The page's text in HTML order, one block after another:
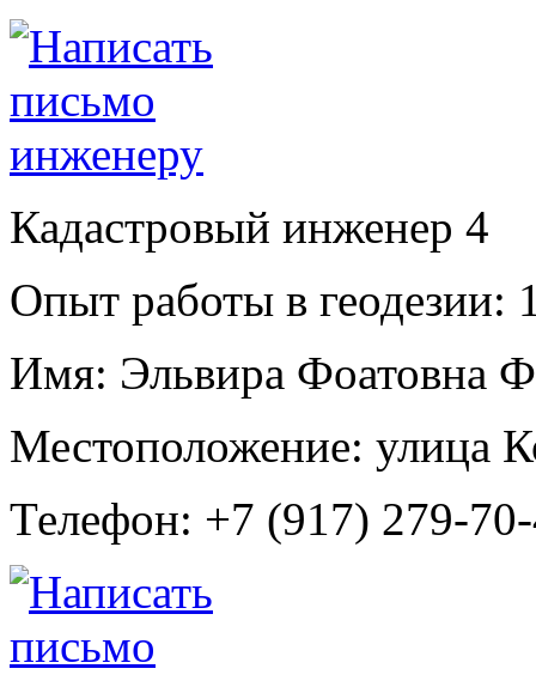
Кадастровый инженер 4
Опыт работы в геодезии:
Имя: Эльвира Фоатовна
Местоположение: улица
Телефон: +7 (917) 279-